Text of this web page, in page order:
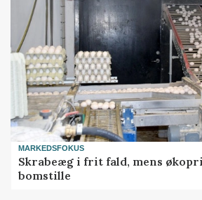
MARKEDSFOKUS
Skrabeæg i frit fald, mens
bomstille